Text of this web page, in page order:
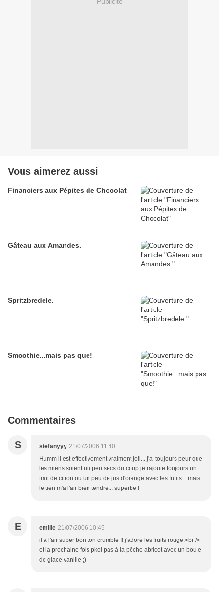
Vous aimerez aussi
Financiers aux Pépites de Chocolat
Gâteau aux Amandes.
Spritzbredele.
Smoothie...mais pas que!
Commentaires
S stefanyyy 21/07/2006 11:40
Humm il est effectivement vraiment joli... j'ai toujours peur que
les miens soient un peu secs du coup je rajoute toujours un
trait de citron ou un peu de jus d'orange avec les fruits... mais
le tien m'a l'air bien tendre... superbe !
E emilie 21/07/2006 10:45
il a l'air super bon ton crumble !! j'adore les fruits rouge.<br />
et la prochaine fois pkoi pas à la pêche abricot avec un boule
de glace vanille ;)